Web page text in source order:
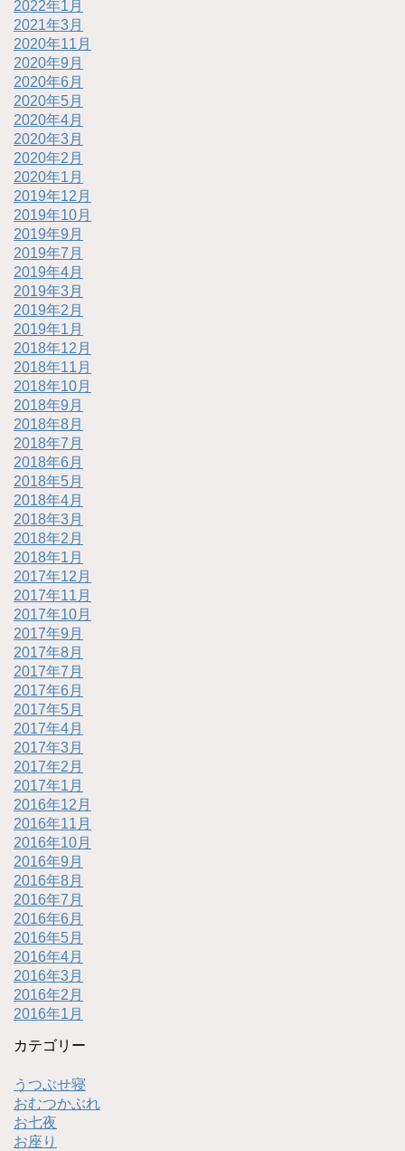
2022年1月
2021年3月
2020年11月
2020年9月
2020年6月
2020年5月
2020年4月
2020年3月
2020年2月
2020年1月
2019年12月
2019年10月
2019年9月
2019年7月
2019年4月
2019年3月
2019年2月
2019年1月
2018年12月
2018年11月
2018年10月
2018年9月
2018年8月
2018年7月
2018年6月
2018年5月
2018年4月
2018年3月
2018年2月
2018年1月
2017年12月
2017年11月
2017年10月
2017年9月
2017年8月
2017年7月
2017年6月
2017年5月
2017年4月
2017年3月
2017年2月
2017年1月
2016年12月
2016年11月
2016年10月
2016年9月
2016年8月
2016年7月
2016年6月
2016年5月
2016年4月
2016年3月
2016年2月
2016年1月
カテゴリー
うつぶせ寝
おむつかぶれ
お七夜
お座り